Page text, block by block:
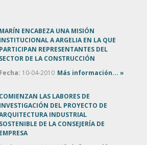
MARÍN ENCABEZA UNA MISIÓN
INSTITUCIONAL A ARGELIA EN LA QUE
PARTICIPAN REPRESENTANTES DEL
SECTOR DE LA CONSTRUCCIÓN
Fecha: 10-04-2010 Más información... »
COMIENZAN LAS LABORES DE
INVESTIGACIÓN DEL PROYECTO DE
INDUSTRIAL
SOSTENIBLE DE LA CONSEJERÍA DE
EMPRESA